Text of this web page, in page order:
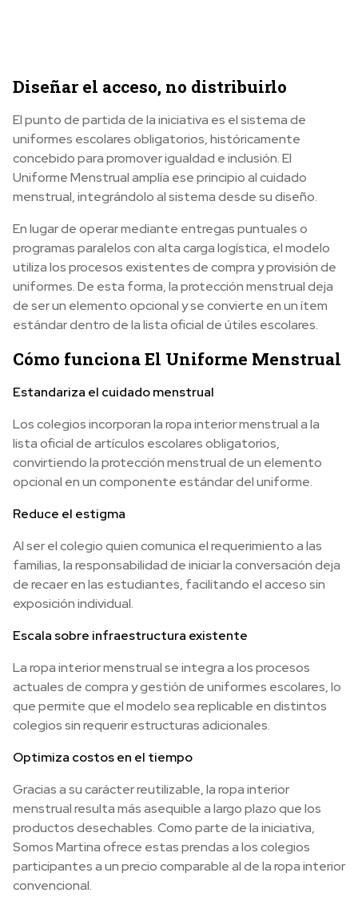
Diseñar el acceso, no distribuirlo
El punto de partida de la iniciativa es el sistema de
uniformes escolares obligatorios, históricamente
concebido para promover igualdad e inclusión. El
Uniforme Menstrual amplía ese principio al cuidado
menstrual, integrándolo al sistema desde su diseño.
En lugar de operar mediante entregas puntuales o
programas paralelos con alta carga logística, el modelo
utiliza los procesos existentes de compra y provisión de
uniformes. De esta forma, la protección menstrual deja
de ser un elemento opcional y se convierte en un ítem
estándar dentro de la lista oficial de útiles escolares.
Cómo funciona El Uniforme Menstrual
Estandariza el cuidado menstrual
Los colegios incorporan la ropa interior menstrual a la
lista oficial de artículos escolares obligatorios,
convirtiendo la protección menstrual de un elemento
opcional en un componente estándar del uniforme.
Reduce el estigma
Al ser el colegio quien comunica el requerimiento a las
familias, la responsabilidad de iniciar la conversación deja
de recaer en las estudiantes, facilitando el acceso sin
exposición individual.
Escala sobre infraestructura existente
La ropa interior menstrual se integra a los procesos
actuales de compra y gestión de uniformes escolares, lo
que permite que el modelo sea replicable en distintos
colegios sin requerir estructuras adicionales.
Optimiza costos en el tiempo
Gracias a su carácter reutilizable, la ropa interior
menstrual resulta más asequible a largo plazo que los
productos desechables. Como parte de la iniciativa,
Somos Martina ofrece estas prendas a los colegios
participantes a un precio comparable al de la ropa interior
convencional.